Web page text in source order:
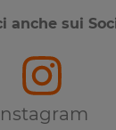
anche sui